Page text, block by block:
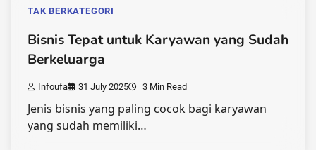
TAK BERKATEGORI
Bisnis Tepat untuk Karyawan yang Sudah
Berkeluarga
Infoufa 31 July 2025 3 Min Read
Jenis bisnis yang paling cocok bagi karyawan
yang sudah memiliki…